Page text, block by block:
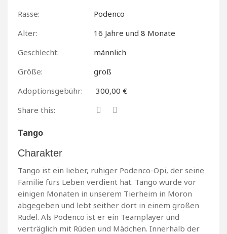
Rasse:
Podenco
Alter:
16 Jahre und 8 Monate
Geschlecht:
männlich
Größe:
groß
Adoptionsgebühr:
300,00 €
Share this:
Tango
Charakter
Tango ist ein lieber, ruhiger Podenco-Opi, der seine
Familie fürs Leben verdient hat. Tango wurde vor
einigen Monaten in unserem Tierheim in Moron
abgegeben und lebt seither dort in einem großen
Rudel. Als Podenco ist er ein Teamplayer und
verträglich mit Rüden und Mädchen. Innerhalb der